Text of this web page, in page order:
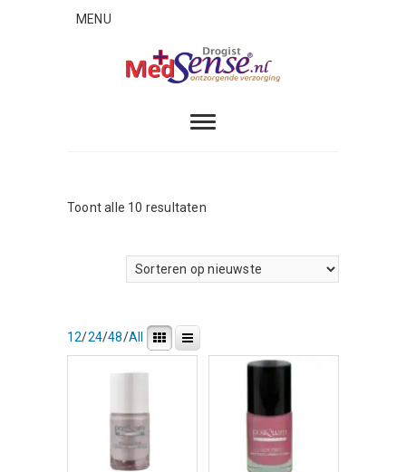
MENU
Toont alle 10 resultatenGesorteerd
12/24/48/All